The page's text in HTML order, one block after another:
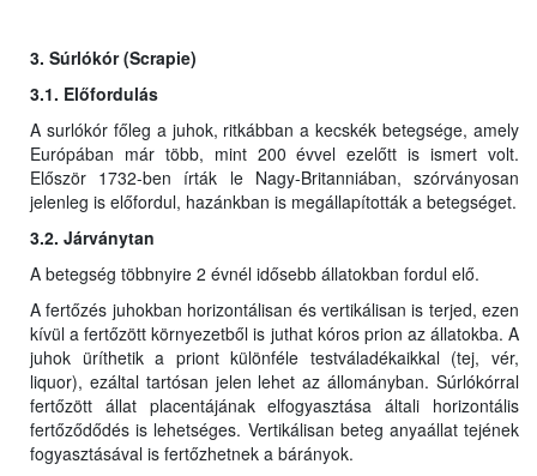
3. Súrlókór (Scrapie)
3.1. Előfordulás
A surlókór főleg a juhok, ritkábban a kecskék betegsége, amely
Európában már több, mint 200 évvel ezelőtt is ismert volt.
Először 1732-ben írták le Nagy-Britanniában, szórványosan
jelenleg is előfordul, hazánkban is megállapították a betegséget.
3.2. Járványtan
A betegség többnyire 2 évnél idősebb állatokban fordul elő.
A fertőzés juhokban horizontálisan és vertikálisan is terjed, ezen
kívül a fertőzött környezetből is juthat kóros prion az állatokba. A
juhok üríthetik a priont különféle testváladékaikkal (tej, vér,
liquor), ezáltal tartósan jelen lehet az állományban. Súrlókórral
fertőzött állat placentájának elfogyasztása általi horizontális
fertőződődés is lehetséges. Vertikálisan beteg anyaállat tejének
fogyasztásával is fertőzhetnek a bárányok.